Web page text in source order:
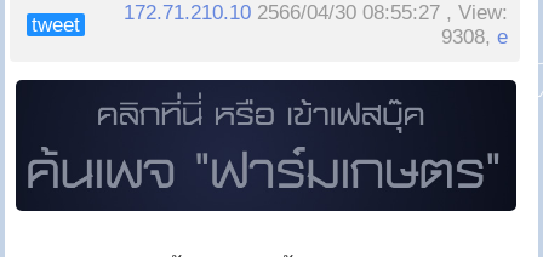
tweet
172.71.210.10 2566/04/30 08:55:27 , View:
9308,e